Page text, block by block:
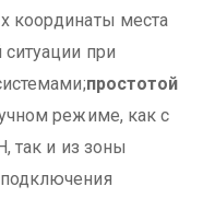
координаты места
при
простотой
режиме, как с
так и из зоны
подключения